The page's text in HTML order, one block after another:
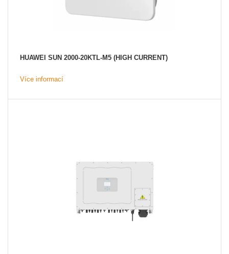
HUAWEI SUN 2000-20KTL-M5 (HIGH CURRENT)
Více informací